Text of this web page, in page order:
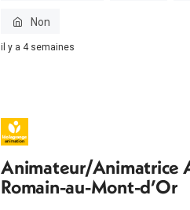
Non
il y a 4 semaines
Animateur/Animatrice
Romain-au-Mont-d’Or